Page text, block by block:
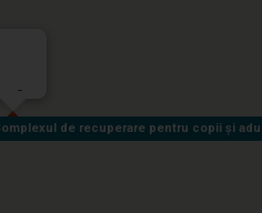
de recuperare pentru copii și
de recuperare pentru copii și
-